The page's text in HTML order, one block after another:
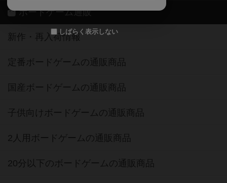
しばらく表示しない
ボードゲーム通販
新作・再入荷情報
定番ボードゲームの通販商品
国産ボードゲームの通販商品
子供向けボードゲームの通販商品
2人用ボードゲームの通販商品
20分以下のボードゲームの通販商品